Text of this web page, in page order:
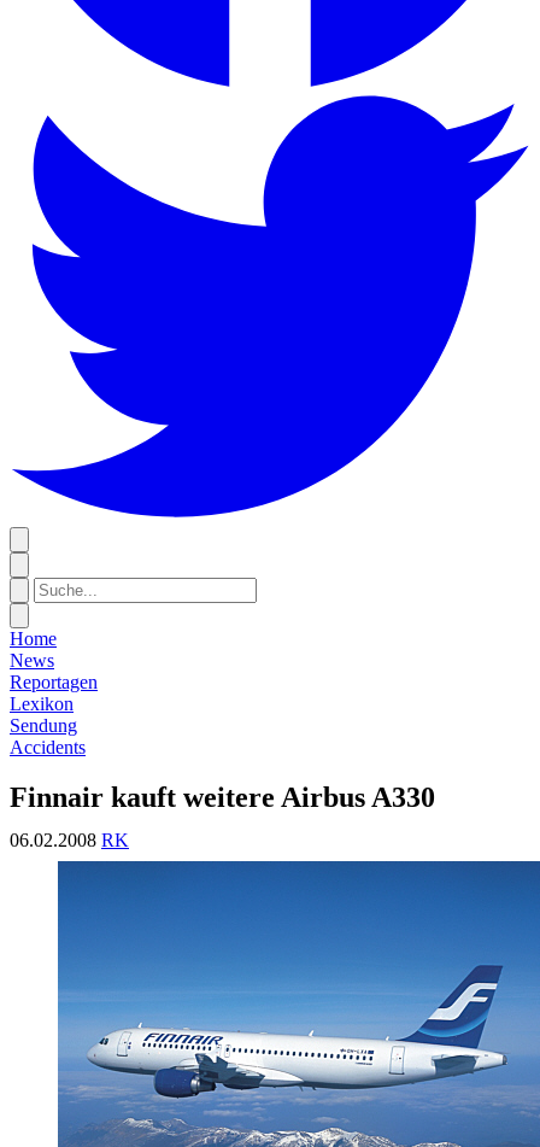
Home
News
Reportagen
Lexikon
Sendung
Accidents
Finnair kauft weitere Airbus A330
06.02.2008 RK